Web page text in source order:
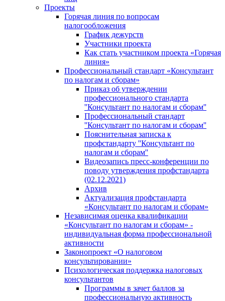
Проекты
Горячая линия по вопросам
налогообложения
График дежурств
Участники проекта
Как стать участником проекта «Горячая
линия»
Профессиональный стандарт «Консультант
по налогам и сборам»
Приказ об утверждении
профессионального стандарта
''Консультант по налогам и сборам''
Профессиональный стандарт
''Консультант по налогам и сборам''
Пояснительная записка к
профстандарту ''Консультант по
налогам и сборам''
Видеозапись пресс-конференции по
поводу утверждения профстандарта
(02.12.2021)
Архив
Актуализация профстандарта
«Консультант по налогам и сборам»
Независимая оценка квалификации
«Консультант по налогам и сборам» -
индивидуальная форма профессиональной
активности
Законопроект «О налоговом
консультировании»
Психологическая поддержка налоговых
консультантов
Программы в зачет баллов за
профессиональную активность